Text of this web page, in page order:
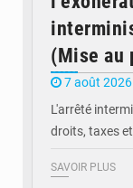
(Mise au
7 août 2026
L'arrêté
droits, taxes
SAVOIR PLUS